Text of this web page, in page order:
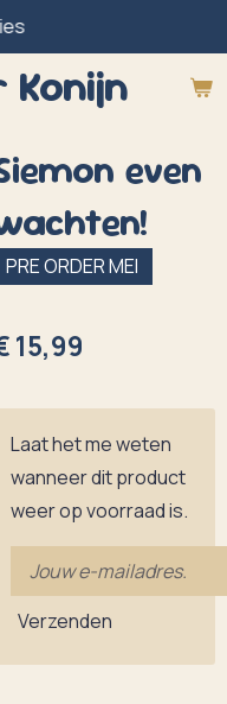
Konijn
even
PRE ORDER MEI
15,99
Laat het me weten
wanneer dit product
weer op voorraad is.
Verzenden